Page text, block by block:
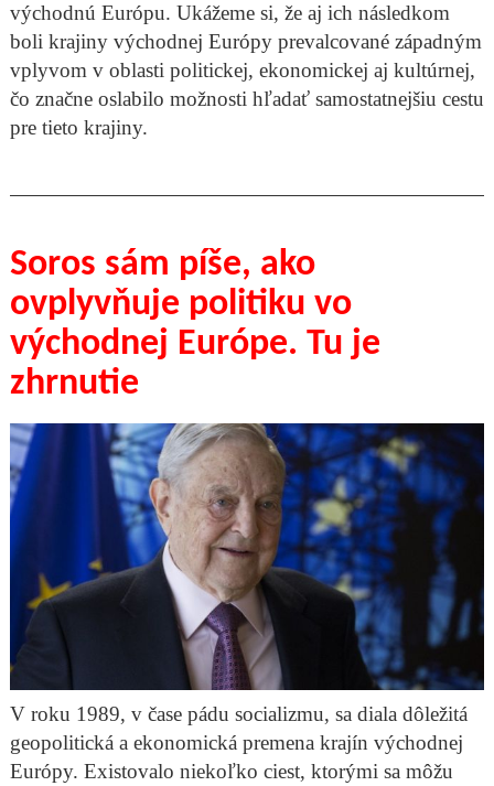
východnú Európu. Ukážeme si, že aj ich následkom
boli krajiny východnej Európy prevalcované západným
vplyvom v oblasti politickej, ekonomickej aj kultúrnej,
čo značne oslabilo možnosti hľadať samostatnejšiu cestu
pre tieto krajiny.
Soros sám píše, ako
ovplyvňuje politiku vo
východnej Európe. Tu je
zhrnutie
V roku 1989, v čase pádu socializmu, sa diala dôležitá
geopolitická a ekonomická premena krajín východnej
Európy. Existovalo niekoľko ciest, ktorými sa môžu